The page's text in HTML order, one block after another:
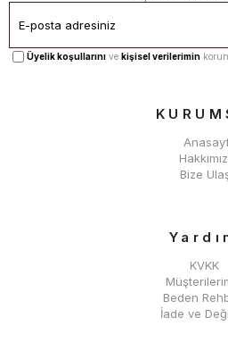
Üyelik koşullarını ve kişisel verilerimin
Bize
KVKK
Beden
İade ve